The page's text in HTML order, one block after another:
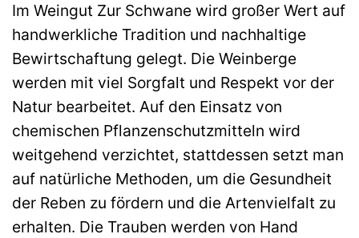
Im Weingut Zur Schwane wird großer Wert auf
handwerkliche Tradition und nachhaltige
Bewirtschaftung gelegt. Die Weinberge
werden mit viel Sorgfalt und Respekt vor der
Natur bearbeitet. Auf den Einsatz von
chemischen Pflanzenschutzmitteln wird
weitgehend verzichtet, stattdessen setzt man
auf natürliche Methoden, um die Gesundheit
der Reben zu fördern und die Artenvielfalt zu
erhalten. Die Trauben werden von Hand